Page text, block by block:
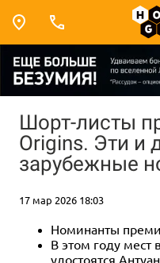
Шорт-листы
Origins. Эти и
зарубежные
17 мар 2026 18:03
Номинанты
В этом году мест
удостоятся